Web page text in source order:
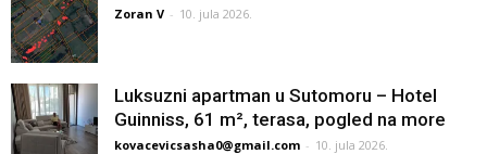
Zoran V - 10. jula 2026.
Luksuzni apartman u Sutomoru – Hotel
Guinniss, 61 m², terasa, pogled na more
kovacevicsasha0@gmail.com - 10. jula 2026.